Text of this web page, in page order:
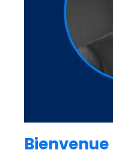
Bienvenue